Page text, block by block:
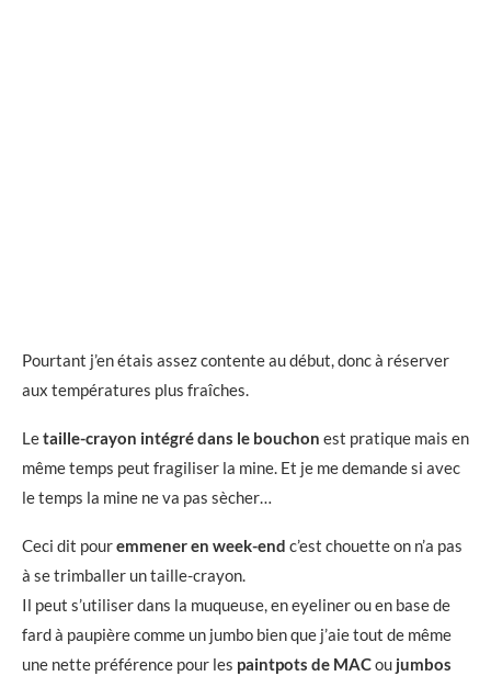
Pourtant j’en étais assez contente au début, donc à réserver
aux températures plus fraîches.
Letaille-crayon intégré dans le bouchon est pratique mais en
même temps peut fragiliser la mine. Et je me demande si avec
le temps la mine ne va pas sècher…
Ceci dit pouremmener en week-end c’est chouette on n’a pas
à se trimballer un taille-crayon.
Il peut s’utiliser dans la muqueuse, en eyeliner ou en base de
fard à paupière comme un jumbo bien que j’aie tout de même
une nette préférence pour les paintpots de MACou jumbos